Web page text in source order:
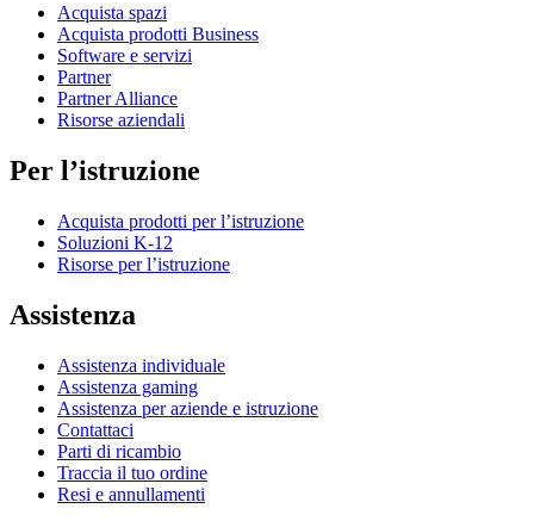
Acquista spazi
Acquista prodotti Business
Software e servizi
Partner
Partner Alliance
Risorse aziendali
Per l’istruzione
Acquista prodotti per l’istruzione
Soluzioni K-12
Risorse per l’istruzione
Assistenza
Assistenza individuale
Assistenza gaming
Assistenza per aziende e istruzione
Contattaci
Parti di ricambio
Traccia il tuo ordine
Resi e annullamenti